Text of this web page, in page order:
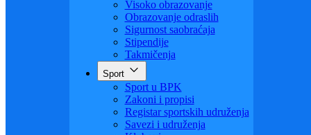
Predškolski odgoj
Osnovno obrazovanje
Srednje obrazovanje
Visoko obrazovanje
Obrazovanje odraslih
Sigurnost saobraćaja
Stipendije
Takmičenja
Sport
Sport u BPK